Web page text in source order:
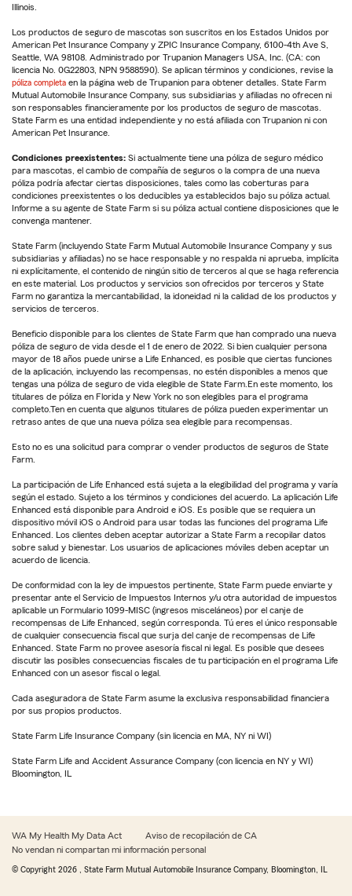
Illinois.
Los productos de seguro de mascotas son suscritos en los Estados Unidos por
American Pet Insurance Company y ZPIC Insurance Company, 6100-4th Ave S,
Seattle, WA 98108. Administrado por Trupanion Managers USA, Inc. (CA: con
licencia No. 0G22803, NPN 9588590). Se aplican términos y condiciones, revise la
póliza completa en la página web de Trupanion para obtener detalles. State Farm
Mutual Automobile Insurance Company, sus subsidiarias y afiliadas no ofrecen ni
son responsables financieramente por los productos de seguro de mascotas.
State Farm es una entidad independiente y no está afiliada con Trupanion ni con
American Pet Insurance.
Condiciones preexistentes: Si actualmente tiene una póliza de seguro médico
para mascotas, el cambio de compañía de seguros o la compra de una nueva
póliza podría afectar ciertas disposiciones, tales como las coberturas para
condiciones preexistentes o los deducibles ya establecidos bajo su póliza actual.
Informe a su agente de State Farm si su póliza actual contiene disposiciones que le
convenga mantener.
State Farm (incluyendo State Farm Mutual Automobile Insurance Company y sus
subsidiarias y afiliadas) no se hace responsable y no respalda ni aprueba, implícita
ni explícitamente, el contenido de ningún sitio de terceros al que se haga referencia
en este material. Los productos y servicios son ofrecidos por terceros y State
Farm no garantiza la mercantabilidad, la idoneidad ni la calidad de los productos y
servicios de terceros.
Beneficio disponible para los clientes de State Farm que han comprado una nueva
póliza de seguro de vida desde el 1 de enero de 2022. Si bien cualquier persona
mayor de 18 años puede unirse a Life Enhanced, es posible que ciertas funciones
de la aplicación, incluyendo las recompensas, no estén disponibles a menos que
tengas una póliza de seguro de vida elegible de State Farm.En este momento, los
titulares de póliza en Florida y New York no son elegibles para el programa
completo.Ten en cuenta que algunos titulares de póliza pueden experimentar un
retraso antes de que una nueva póliza sea elegible para recompensas.
Esto no es una solicitud para comprar o vender productos de seguros de State
Farm.
La participación de Life Enhanced está sujeta a la elegibilidad del programa y varía
según el estado. Sujeto a los términos y condiciones del acuerdo. La aplicación Life
Enhanced está disponible para Android e iOS. Es posible que se requiera un
dispositivo móvil iOS o Android para usar todas las funciones del programa Life
Enhanced. Los clientes deben aceptar autorizar a State Farm a recopilar datos
sobre salud y bienestar. Los usuarios de aplicaciones móviles deben aceptar un
acuerdo de licencia.
De conformidad con la ley de impuestos pertinente, State Farm puede enviarte y
presentar ante el Servicio de Impuestos Internos y/u otra autoridad de impuestos
aplicable un Formulario 1099-MISC (ingresos misceláneos) por el canje de
recompensas de Life Enhanced, según corresponda. Tú eres el único responsable
de cualquier consecuencia fiscal que surja del canje de recompensas de Life
Enhanced. State Farm no provee asesoría fiscal ni legal. Es posible que desees
discutir las posibles consecuencias fiscales de tu participación en el programa Life
Enhanced con un asesor fiscal o legal.
Cada aseguradora de State Farm asume la exclusiva responsabilidad financiera
por sus propios productos.
State Farm Life Insurance Company (sin licencia en MA, NY ni WI)
State Farm Life and Accident Assurance Company (con licencia en NY y WI)
Bloomington, IL
WA My Health My Data Act
Aviso de recopilación de CA
No vendan ni compartan mi información personal
© Copyright 2026 , State Farm Mutual Automobile Insurance Company, Bloomington, IL